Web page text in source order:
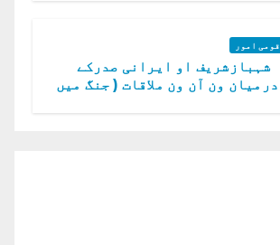
قومی امور
شہبازشریف او ایرانی صدرکے
درمیان ون آن ون ملاقات ( جنگ میں